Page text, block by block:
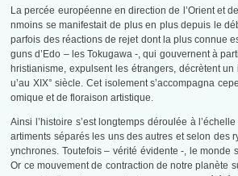
La percée européenne en direction de l’Orient et
nmoins se manifestait de plus en plus depuis le
parfois des réactions de rejet dont la plus connue
guns d’Edo – les Tokugawa -, qui gouvernent à
hristianisme, expulsent les étrangers, décrètent
u’au XIX° siècle. Cet isolement s’accompagna
omique et de floraison artistique.
Ainsi l’histoire s’est longtemps déroulée à
artiments séparés les uns des autres et selon des
ynchrones. Toutefois – vérité évidente -, le monde
Or ce mouvement de contraction de notre planète